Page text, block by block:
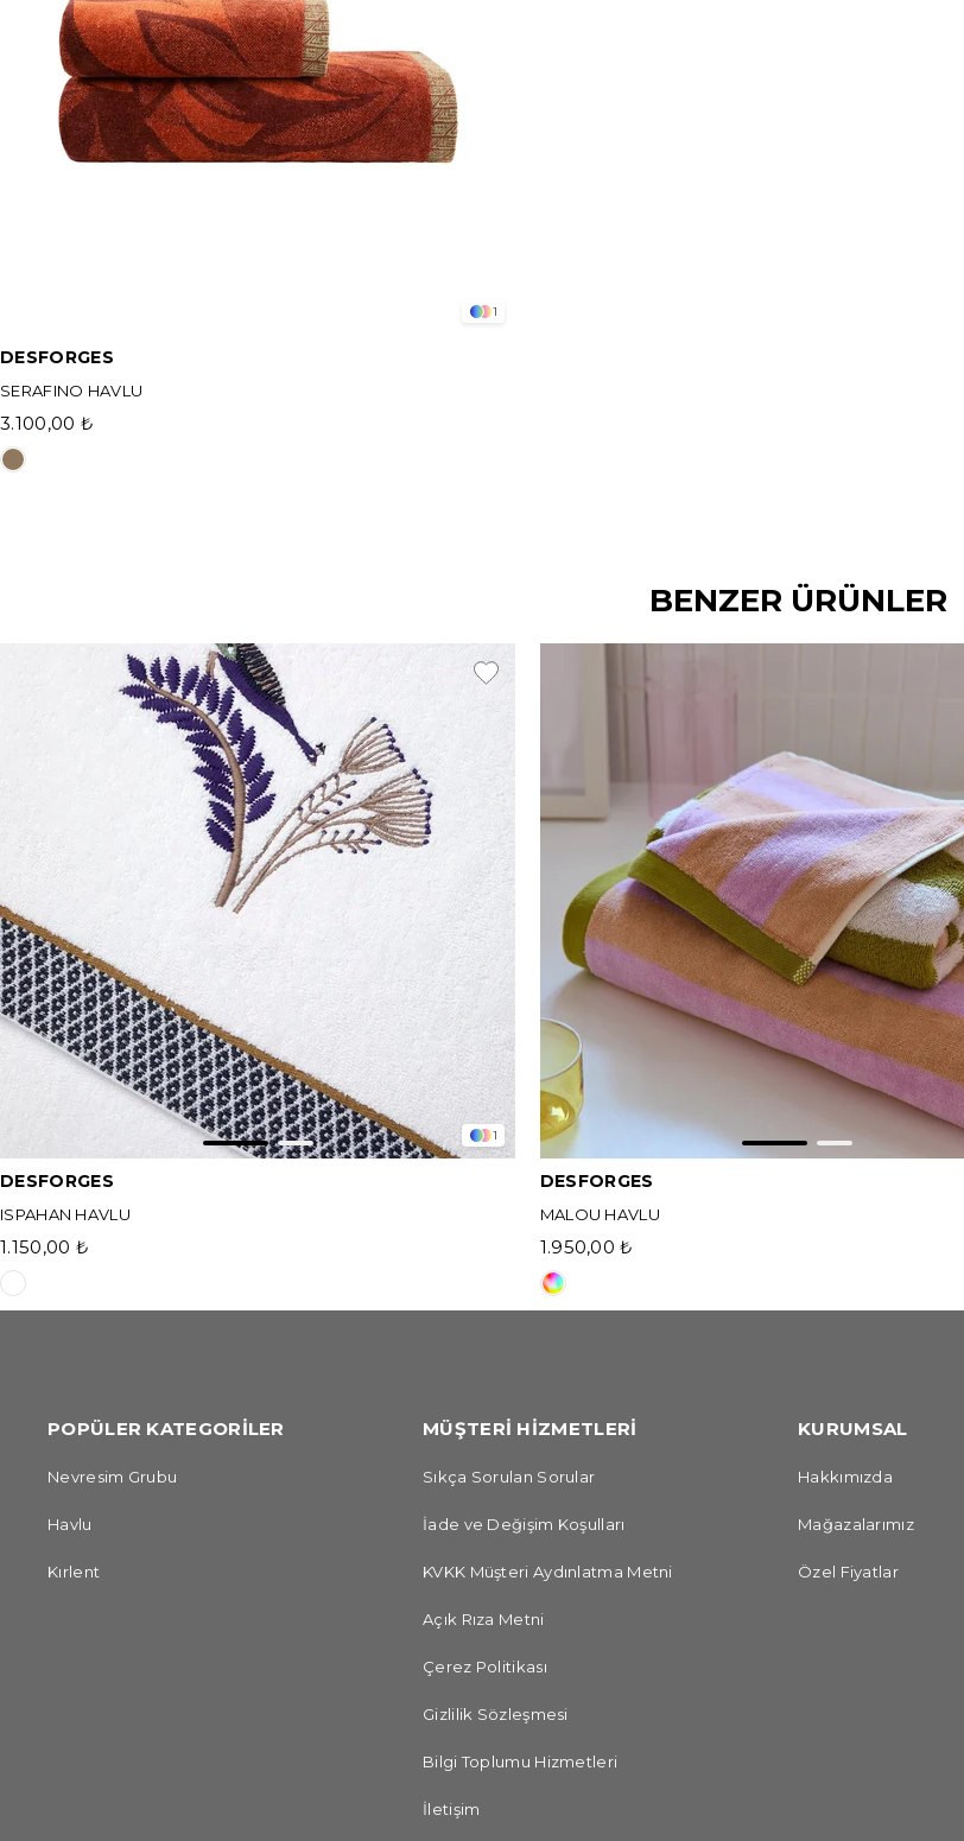
1
DESFORGES
SERAFINO HAVLU
3.100,00 ₺
BENZER ÜRÜNLER
1
DESFORGES
ISPAHAN HAVLU
1.150,00 ₺
DESFORGES
MALOU HAVLU
1.950,00 ₺
POPÜLER KATEGORİLER
Nevresim Grubu
Havlu
Kırlent
MÜŞTERİ HİZMETLERİ
Sıkça Sorulan Sorular
İade ve Değişim Koşulları
KVKK Müşteri Aydınlatma Metni
Açık Rıza Metni
Çerez Politikası
Gizlilik Sözleşmesi
Bilgi Toplumu Hizmetleri
İletişim
KURUMSAL
Hakkımızda
Mağazalarımız
Özel Fiyatlar